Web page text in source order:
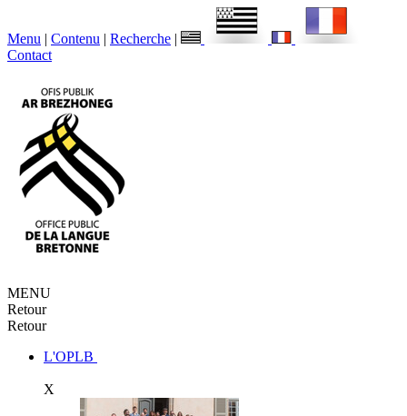
Menu | Contenu | Recherche |
Contact
MENU
Retour
Retour
L'OPLB
X